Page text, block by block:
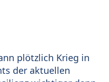
plötzlich Krieg in
der aktuellen